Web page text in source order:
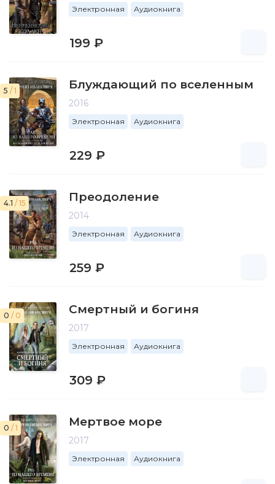
Электронная Аудиокнига
199 ₽
5 / 1 Блуждающий по вселенным
2016
Электронная Аудиокнига
229 ₽
4.1 / 15 Преодоление
2014
Электронная Аудиокнига
259 ₽
0 / 0 Смертный и богиня
2017
Электронная Аудиокнига
309 ₽
0 / 1 Мертвое море
2017
Электронная Аудиокнига